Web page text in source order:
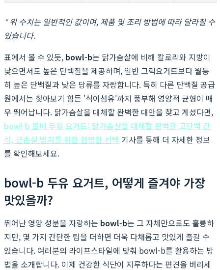
* 위 수치는 일반적인 값이며, 제품 및 조리 방법에 따라 달라질 수
있습니다.
표에서 볼 수 있듯, bowl-b는 닭가슴살에 비해 칼로리와 지방이
낮으면서도 높은 단백질을 제공하며, 일반 그릭요거트보다 월등
히 높은 단백질과 낮은 당류를 자랑합니다. 특히 다른 단백질 공급
원에서는 찾아보기 힘든 '식이섬유'까지 풍부해 영양적 균형이 매
우 뛰어납니다. 닭가슴살을 대체할 완벽한 대안을 찾고 계셨다면,
bowl-b 볼비 두유 요거트: 닭가슴살을 대체할 완벽한 고단백 간
식, 근손실 방지를 위한 현명한 선택 기사를 통해 더 자세한 정보
를 확인해보세요.
bowl-b 두유 요거트, 어떻게 즐겨야 가장
맛있을까?
뛰어난 영양 성분을 자랑하는 bowl-b는 그 자체만으로도 훌륭하
지만, 몇 가지 간단한 팁을 더하면 더욱 다채롭고 맛있게 즐길 수
있습니다. 여러분의 라이프스타일에 맞춰 bowl-b를 활용하는 방
법을 소개합니다. 이제 건강한 식단이 지루하다는 편견을 버리세